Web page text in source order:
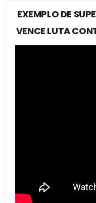
EXEMPLO DE
VENCE LUTA